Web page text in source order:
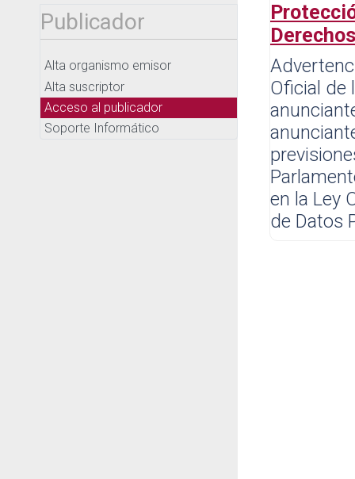
Publicador
Alta organismo emisor
Alta suscriptor
Acceso al publicador
Soporte Informático
Oficial de
en la Ley
de Datos